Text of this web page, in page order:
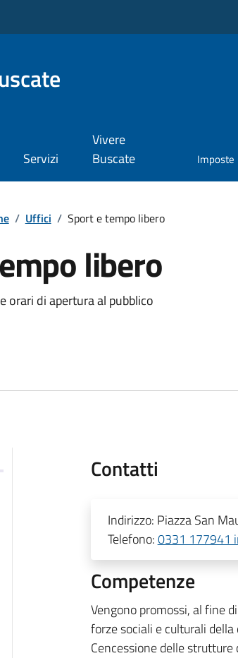
Servizi
Vivere
Buscate
Imposte
/ Uffici / Sport e tempo libero
libero
orari di apertura al pubblico
Contatti
Indirizzo: Piazza San
Telefono:0331 177941
Competenze
Vengono promossi, al fine
forze sociali e culturali
Cencessione delle